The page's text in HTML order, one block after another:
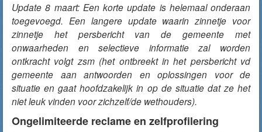
Update 8 maart: Een korte update is helemaal onderaan
toegevoegd. Een langere update waarin zinnetje voor
zinnetje het persbericht van de gemeente met
onwaarheden en selectieve informatie zal worden
ontkracht volgt zsm (het ontbreekt in het persbericht vd
gemeente aan antwoorden en oplossingen voor de
situatie en gaat hoofdzakelijk in op de situatie dat ze het
niet leuk vinden voor zichzelf/de wethouders).
Ongelimiteerde reclame en zelfprofilering